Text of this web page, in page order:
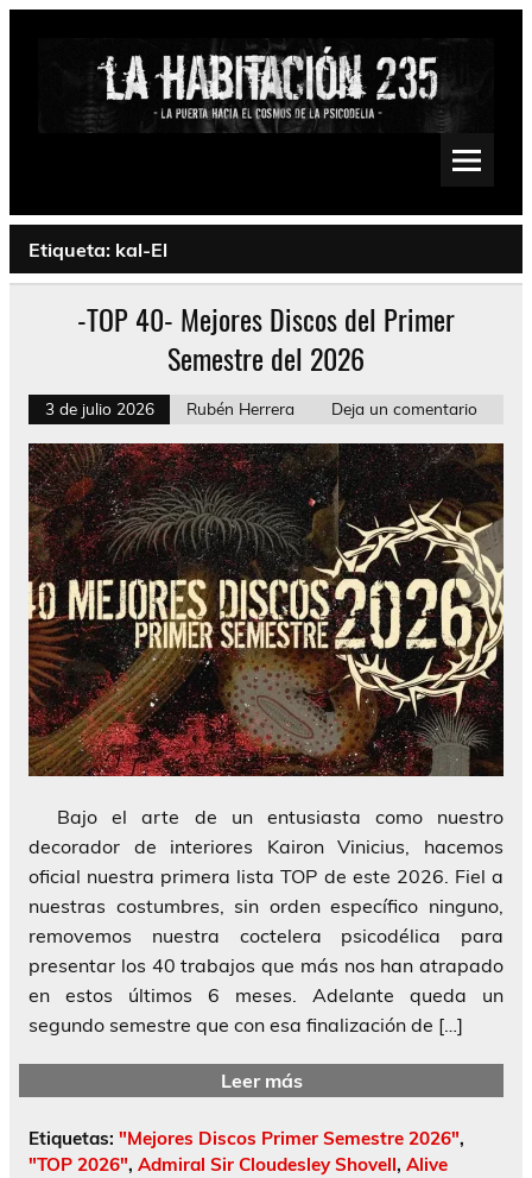
Saltar
Psychedelic, Stoner, Doom, Sludge, Fuzz, Space, Drone
Etiqueta: kal-El
-TOP 40- Mejores Discos del Primer
Semestre del 2026
3 de julio 2026 Rubén Herrera Deja un comentario
Bajo el arte de un entusiasta como nuestro
decorador de interiores Kairon Vinicius, hacemos
oficial nuestra primera lista TOP de este 2026. Fiel a
nuestras costumbres, sin orden específico ninguno,
removemos nuestra coctelera psicodélica para
presentar los 40 trabajos que más nos han atrapado
en estos últimos 6 meses. Adelante queda un
segundo semestre que con esa finalización de […]
Leer más
Etiquetas: "Mejores Discos Primer Semestre 2026",
"TOP 2026", Admiral Sir Cloudesley Shovell, Alive